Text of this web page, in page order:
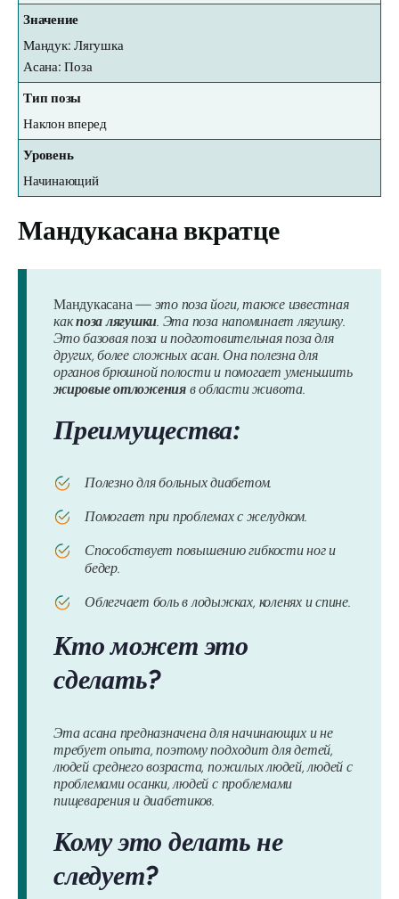
Значение
Мандук: Лягушка
Асана: Поза
Тип позы
Наклон вперед
Уровень
Начинающий
Мандукасанавкратце
Мандукасана— это поза йоги, также известная
какпоза лягушки. Эта поза напоминает лягушку.
Это базовая поза и подготовительная поза для
других, более сложных асан. Она полезна для
органов брюшной полости и помогает уменьшить
жировые отложенияв области живота.
Преимущества:
Полезно для больных диабетом.
Помогает при проблемах с желудком.
Способствует повышению гибкости ног и
бедер.
Облегчает боль в лодыжках, коленях и спине.
Кто может это
сделать?
Эта асана предназначена для начинающих и не
требует опыта, поэтому подходит для детей,
людей среднего возраста, пожилых людей, людей с
проблемами осанки, людей с проблемами
пищеварения и диабетиков.
Кому это делать не
следует?